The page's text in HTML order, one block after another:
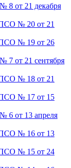
8 от 21 декабря
№ 20 от 21
№ 19 от 26
7 от 21 сентября
№ 18 от 21
№ 17 от 15
6 от 13 апреля
№ 16 от 13
№ 15 от 24